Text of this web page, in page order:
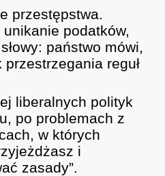
przestępstwa.
unikanie podatków,
państwo mówi,
reguł
liberalnych polityk
po problemach z
w których
i
zasady”.